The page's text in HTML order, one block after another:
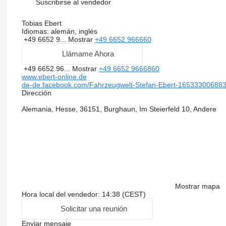
Suscribirse al vendedor
Tobias Ebert
Idiomas: alemán, inglés
+49 6652 9... Mostrar +49 6652 966660
Llámame Ahora
+49 6652 96... Mostrar +49 6652 9666860
www.ebert-online.de
de-de.facebook.com/Fahrzeugwelt-Stefan-Ebert-
Dirección
Alemania, Hesse, 36151, Burghaun, Im Steierfeld 10, Andere
Mostrar mapa
Hora local del vendedor: 14:38 (CEST)
Solicitar una reunión
Enviar mensaje